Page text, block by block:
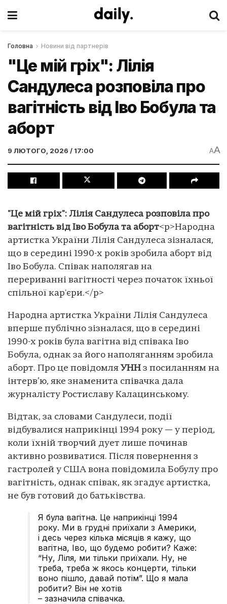
Головна Новини від партнерів
"Це мій гріх": Лілія
Сандулеса розповіла про
вагітність від Іво Бобула та
аборт
9 ЛЮТОГО, 2026 / 17:00 AA
"Це мій гріх": Лілія Сандулеса розповіла про
вагітність від Іво Бобула та аборт<p>Народна
артистка України Лілія Сандулеса зізналася,
що в середині 1990-х років зробила аборт від
Іво Бобула. Співак наполягав на
перериванні вагітності через початок їхньої
спільної кар'єри.</p>
Народна артистка України Лілія Сандулеса
вперше публічно зізналася, що в середині
1990-х років була вагітна від співака Іво
Бобула, однак за його наполяганням зробила
аборт. Про це повідомля УНН з посиланням на
інтерв’ю, яке знаменита співачка дала
журналісту Ростиславу Калацинському.
Відтак, за словами Сандулеси, події
відбувалися наприкінці 1994 року — у період,
коли їхній творчий дует лише починав
активно розвиватися. Після повернення з
гастролей у США вона повідомила Бобулу про
вагітність, однак співак, як згадує артистка,
не був готовий до батьківства.
Я була вагітна. Це наприкінці 1994
року. Ми в грудні приїхали з Америки,
і десь через кілька місяців я кажу, що
вагітна, Іво, що будемо робити? Каже:
“Ну, Ліля, ми тільки приїхали. Ну, не
треба, треба ж якось концерти, тільки
воно пішло, давай потім”. Що я мала
робити? Він не хотів
– зазначила співачка.